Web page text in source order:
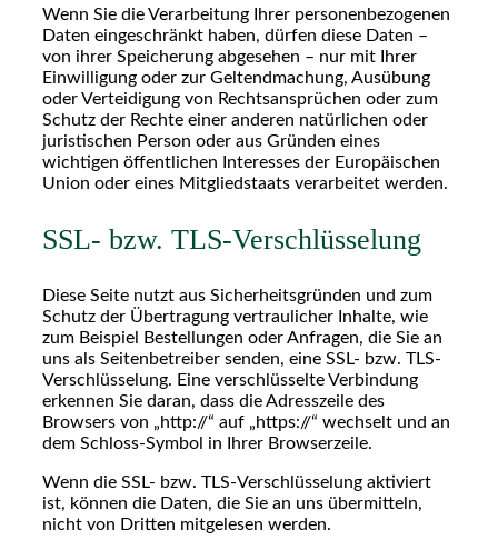
Wenn Sie die Verarbeitung Ihrer personenbezogenen
Daten eingeschränkt haben, dürfen diese Daten –
von ihrer Speicherung abgesehen – nur mit Ihrer
Einwilligung oder zur Geltendmachung, Ausübung
oder Verteidigung von Rechtsansprüchen oder zum
Schutz der Rechte einer anderen natürlichen oder
juristischen Person oder aus Gründen eines
wichtigen öffentlichen Interesses der Europäischen
Union oder eines Mitgliedstaats verarbeitet werden.
SSL- bzw. TLS-Verschlüsselung
Diese Seite nutzt aus Sicherheitsgründen und zum
Schutz der Übertragung vertraulicher Inhalte, wie
zum Beispiel Bestellungen oder Anfragen, die Sie an
uns als Seitenbetreiber senden, eine SSL- bzw. TLS-
Verschlüsselung. Eine verschlüsselte Verbindung
erkennen Sie daran, dass die Adresszeile des
Browsers von „http://“ auf „https://“ wechselt und an
dem Schloss-Symbol in Ihrer Browserzeile.
Wenn die SSL- bzw. TLS-Verschlüsselung aktiviert
ist, können die Daten, die Sie an uns übermitteln,
nicht von Dritten mitgelesen werden.